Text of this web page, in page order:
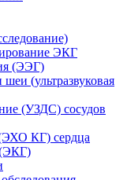
ЭКГ
(ЭЭГ)
(ультразвуковая
(УЗДС) сосудов
КГ) сердца
(ЭКГ)